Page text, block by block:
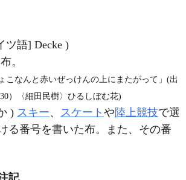
ツ語] Decke )
。
こなんと赤いぜっけんの上にまたがって」(出
）〈細田民樹〉ひるしぼむ花)
) スキー、 スケート や陸上競技で選
る番号を書いた布。また、その番
記